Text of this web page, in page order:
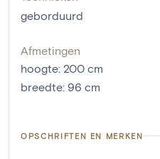
geborduurd
Afmetingen
hoogte: 200 cm
breedte: 96 cm
OPSCHRIFTEN EN MERKEN